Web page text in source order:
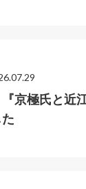
『京極氏と近